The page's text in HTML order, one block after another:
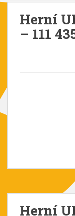
n
Herní
– 111
Herní